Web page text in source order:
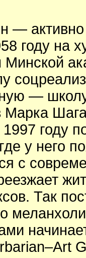
—
году на
Минской
— школу
Марка
году
у него
с
Так